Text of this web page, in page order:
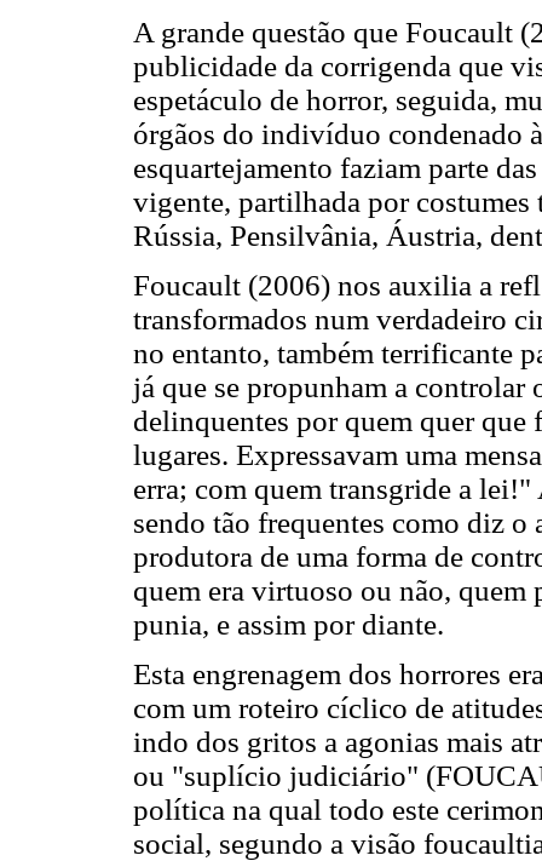
A grande questão que Foucault
publicidade da corrigenda que
espetáculo de horror, seguida,
órgãos do indivíduo condenado
esquartejamento faziam parte
vigente, partilhada por costumes
Rússia, Pensilvânia, Áustria,
Foucault (2006) nos auxilia a
transformados num verdadeiro
no entanto, também terrificante
já que se propunham a controlar
delinquentes por quem quer que
lugares. Expressavam uma
erra; com quem transgride a
sendo tão frequentes como diz
produtora de uma forma de
quem era virtuoso ou não,
punia, e assim por diante.
Esta engrenagem dos horrores
com um roteiro cíclico de
indo dos gritos a agonias mais
ou "suplício judiciário"
política na qual todo este
social, segundo a visão